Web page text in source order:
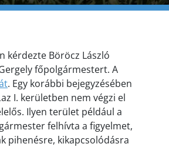
kérdezte Böröcz László
főpolgármestert. A
. Egy korábbi bejegyzésében
I. kerületben nem végzi el
Ilyen terület például a
felhívta a figyelmet,
pihenésre, kikapcsolódásra